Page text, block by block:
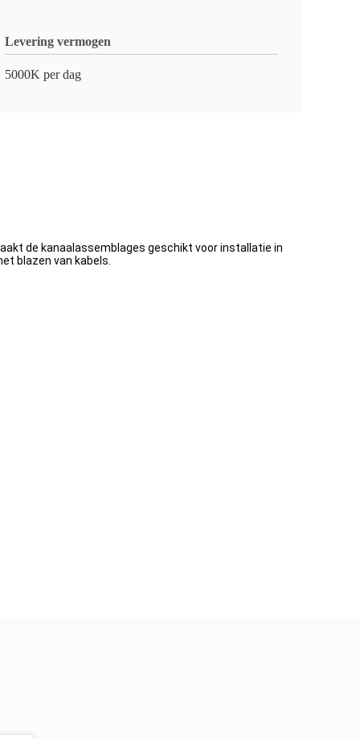
Levering vermogen
5000K per dag
de kanaalassemblages geschikt voor installatie in
blazen van kabels.